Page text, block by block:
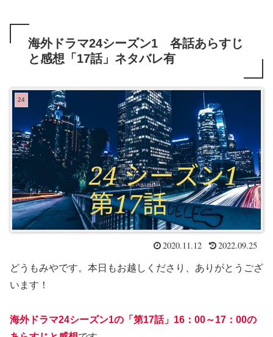
海外ドラマ24シーズン1 各話あらすじ
と感想「17話」ネタバレ有
24
2020.11.12 2022.09.25
どうもみやです。本日もお越しくださり、ありがとうござ
います！
海外ドラマ24シーズン1の「第17話」16：00～17：00の